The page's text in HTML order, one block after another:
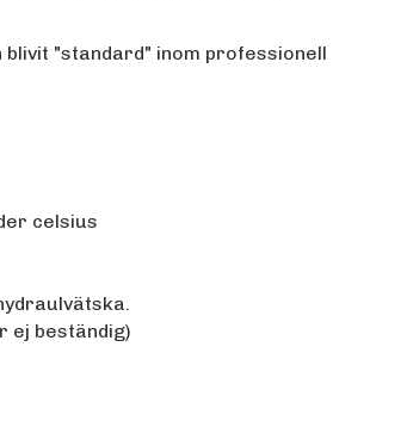
"standard" inom professionell
celsius
ej beständig)